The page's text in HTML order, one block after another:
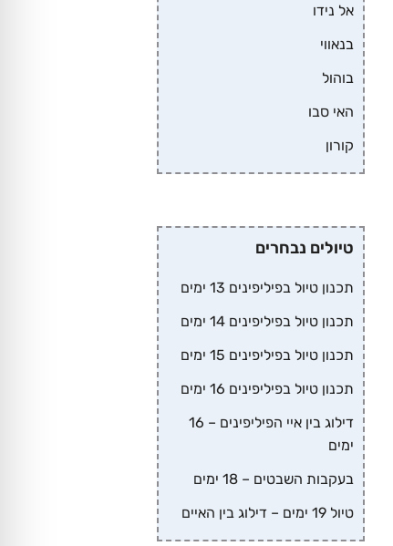
אל נידו
בנאווי
בוהול
האי סבו
קורון
טיולים נבחרים
תכנון טיול בפיליפינים 13 ימים
תכנון טיול בפיליפינים 14 ימים
תכנון טיול בפיליפינים 15 ימים
תכנון טיול בפיליפינים 16 ימים
דילוג בין איי הפיליפינים – 16
ימים
בעקבות השבטים – 18 ימים
טיול 19 ימים – דילוג בין האיים